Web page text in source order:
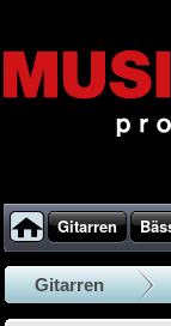
Gitarren
Gitarren